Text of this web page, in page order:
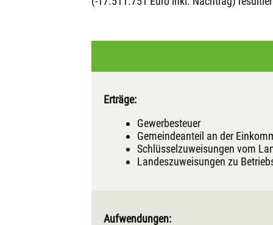
Erträge:
Gewerbesteuer
Gemeindeanteil an der
Schlüsselzuweisungen vom
Landeszuweisungen zu
Aufwendungen: